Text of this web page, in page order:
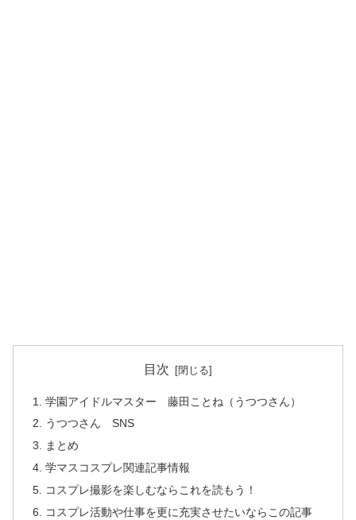
目次
学園アイドルマスター 藤田ことね（うつつさん）
うつつさん SNS
まとめ
学マスコスプレ関連記事情報
コスプレ撮影を楽しむならこれを読もう！
コスプレ活動や仕事を更に充実させたいならこの記事